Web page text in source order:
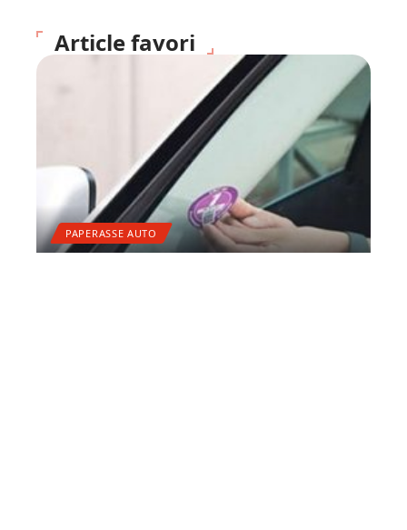
Article favori
PAPERASSE AUTO